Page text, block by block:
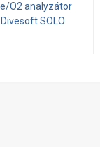
O2 analyzátor
Divesoft SOLO